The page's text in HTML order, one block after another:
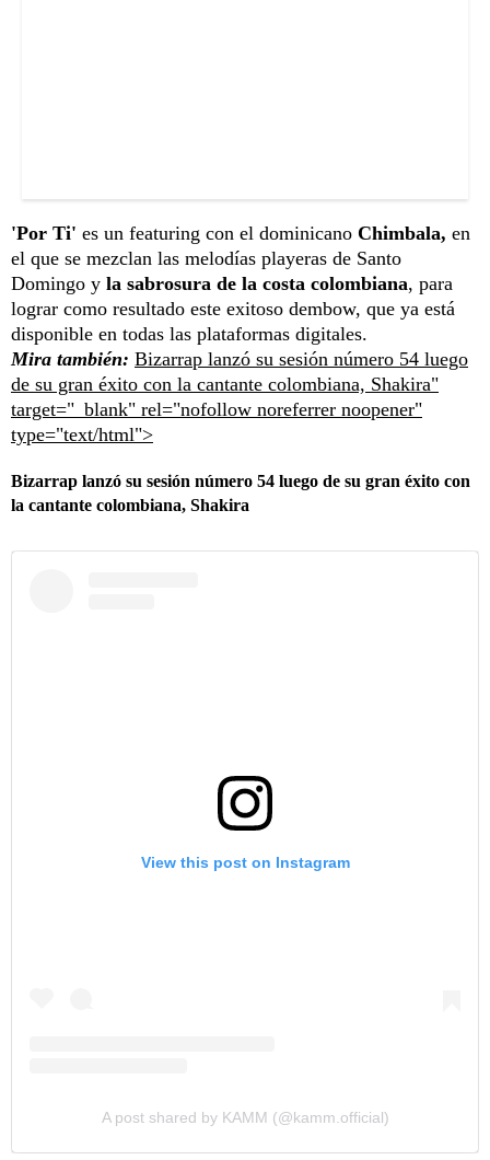
'Por Ti' es un featuring con el dominicano Chimbala, en
el que se mezclan las melodías playeras de Santo
Domingo y la sabrosura de la costa colombiana, para
lograr como resultado este exitoso dembow, que ya está
disponible en todas las plataformas digitales.
Mira también: Bizarrap lanzó su sesión número 54 luego
de su gran éxito con la cantante colombiana, Shakira"
target="_blank" rel="nofollow noreferrer noopener"
type="text/html">
Bizarrap lanzó su sesión número 54 luego de su gran éxito con
la cantante colombiana, Shakira
View this post on Instagram
A post shared by KAMM (@kamm.official)